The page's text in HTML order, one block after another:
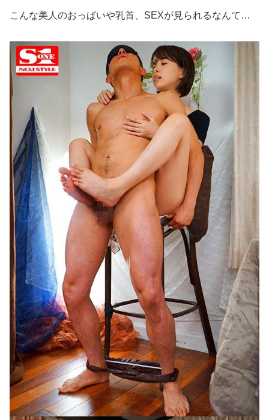
こんな美人のおっぱいや乳首、SEXが見られるなんて…